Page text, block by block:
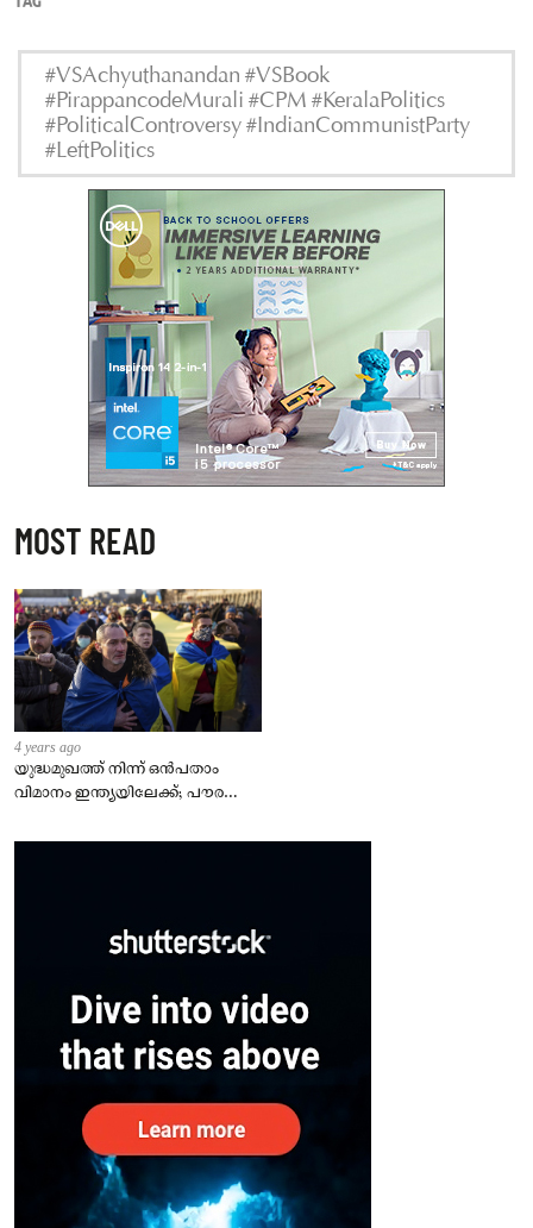
#VSAchyuthanandan #VSBook
#PirappancodeMurali #CPM #KeralaPolitics
#PoliticalControversy #IndianCommunistParty
#LeftPolitics
MOST READ
4 years ago
യുദ്ധമുഖത്ത് നിന്ന് ഒൻപതാം
വിമാനം ഇന്ത്യയിലേക്ക്; പൗരന്മാർ
– കേന്ദ്രം